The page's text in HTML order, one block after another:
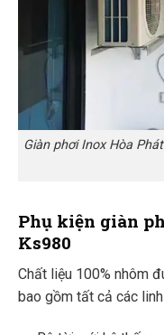
Giàn phơi Inox Hòa
Phụ kiện giàn
Ks980
Chất liệu 100% nhôm
bao gồm tất cả các